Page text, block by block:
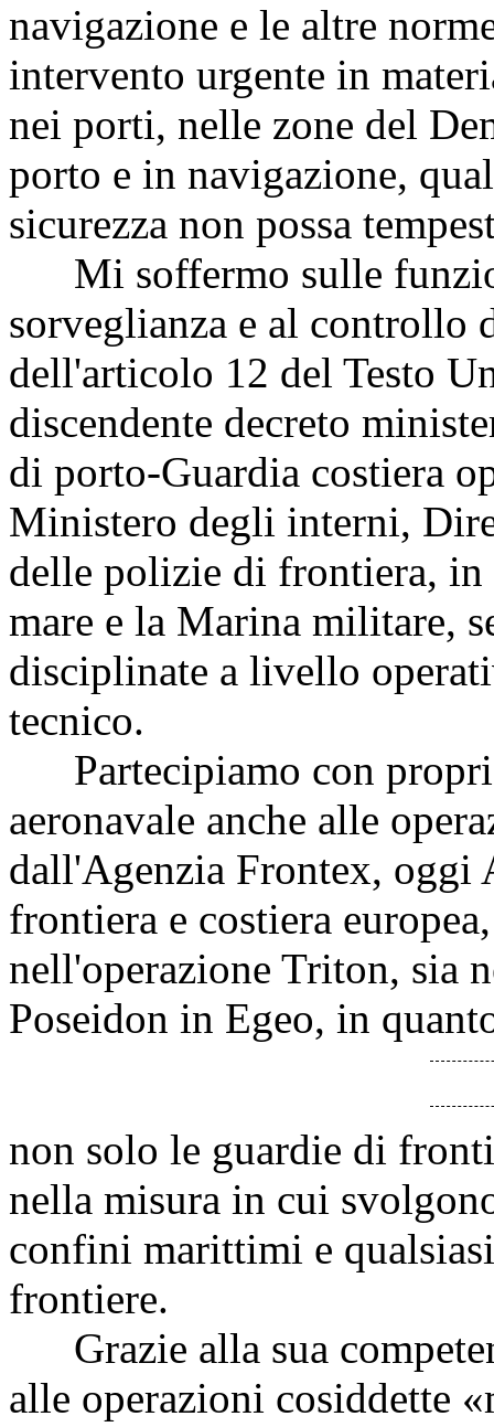
navigazione e le altre
intervento urgente in
nei porti, nelle zone del
porto e in navigazione,
sicurezza non possa
Mi soffermo sulle
sorveglianza e al controllo
dell'articolo 12 del Testo
discendente decreto
di porto-Guardia costiera
Ministero degli interni,
delle polizie di frontiera,
mare e la Marina militare,
disciplinate a livello
tecnico.
Partecipiamo con
aeronavale anche alle
dall'Agenzia Frontex, oggi
frontiera e costiera
nell'operazione Triton, sia
Poseidon in Egeo, in
non solo le guardie di
nella misura in cui
confini marittimi e
frontiere.
Grazie alla sua
alle operazioni cosiddette